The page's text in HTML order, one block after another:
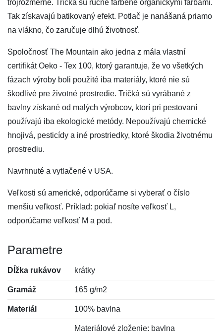
trojrozmerné. Tričká sú ručne farbené organickými farbami.
Tak získavajú batikovaný efekt. Potlač je nanášaná priamo
na vlákno, čo zaručuje dlhú životnosť.
Spoločnosť The Mountain ako jedna z mála vlastní
certifikát Oeko - Tex 100, ktorý garantuje, že vo všetkých
fázach výroby boli použité iba materiály, ktoré nie sú
škodlivé pre životné prostredie. Tričká sú vyrábané z
bavlny získané od malých výrobcov, ktorí pri pestovaní
používajú iba ekologické metódy. Nepoužívajú chemické
hnojivá, pesticídy a iné prostriedky, ktoré škodia životnému
prostrediu.
Navrhnuté a vytlačené v USA.
Veľkosti sú americké, odporúčame si vyberať o číslo
menšiu veľkosť. Príklad: pokiaľ nosíte veľkosť L,
odporúčame veľkosť M a pod.
Parametre
Dĺžka rukávov krátky
Gramáž 165 g/m2
Materiál 100% bavlna
Materiálové zloženie: bavlna